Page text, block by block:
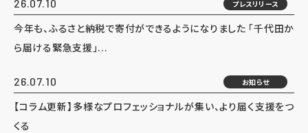
26.07.10 プレスリリース
今年も、ふるさと納税で寄付ができるようになりました 「千代田か
ら届ける緊急支援」...
26.07.10 お知らせ
【コラム更新】多様なプロフェッショナルが集い、より届く支援をつ
くる